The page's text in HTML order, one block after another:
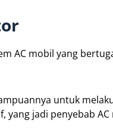
AC mobil yang
untuk
yang jadi penyebab